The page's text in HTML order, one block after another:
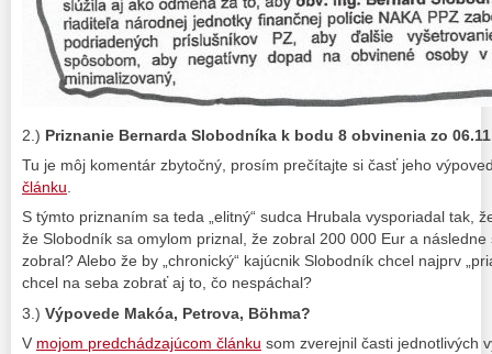
2.) Priznanie Bernarda Slobodníka k bodu 8 obvinenia zo
Tu je môj komentár zbytočný, prosím prečítajte si časť jeho
článku.
S týmto priznaním sa teda „elitný“ sudca Hrubala vysporiadal tak,
že Slobodník sa omylom priznal, že zobral 200 000 Eur a
zobral? Alebo že by „chronický“ kajúcnik Slobodník chcel najprv
chcel na seba zobrať aj to, čo nespáchal?
3.) Výpovede Makóa, Petrova, Böhma?
V mojom predchádzajúcom článku som zverejnil časti jednotlivých